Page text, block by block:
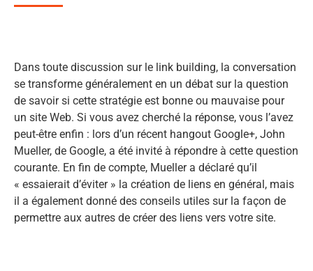
Dans toute discussion sur le link building, la conversation
se transforme généralement en un débat sur la question
de savoir si cette stratégie est bonne ou mauvaise pour
un site Web. Si vous avez cherché la réponse, vous l’avez
peut-être enfin : lors d’un récent hangout Google+, John
Mueller, de Google, a été invité à répondre à cette question
courante. En fin de compte, Mueller a déclaré qu’il
« essaierait d’éviter » la création de liens en général, mais
il a également donné des conseils utiles sur la façon de
permettre aux autres de créer des liens vers votre site.